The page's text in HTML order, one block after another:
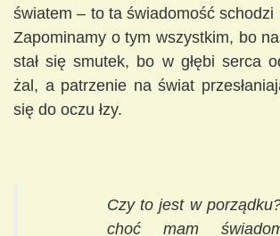
światem – to ta świadomość schodzi
Zapominamy o tym wszystkim, bo
stał się smutek, bo w głębi serca
żal, a patrzenie na świat
się do oczu łzy.
Czy to jest w
choć mam